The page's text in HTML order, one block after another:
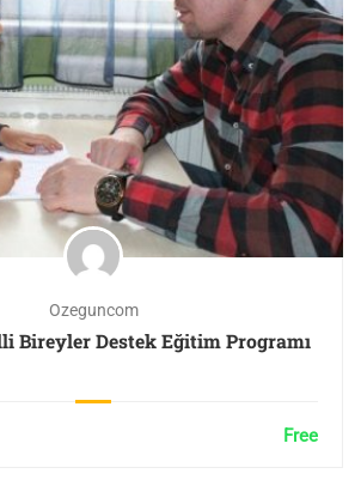
Ozeguncom
Bireyler Destek Eğitim Programı
Free